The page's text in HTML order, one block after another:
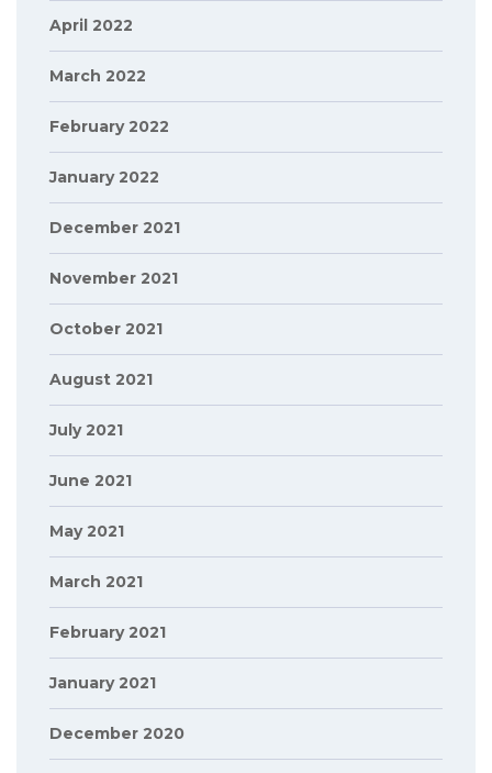
April 2022
March 2022
February 2022
January 2022
December 2021
November 2021
October 2021
August 2021
July 2021
June 2021
May 2021
March 2021
February 2021
January 2021
December 2020